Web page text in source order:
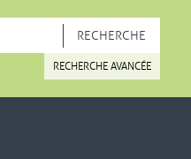
RECHERCHE AVANCÉE